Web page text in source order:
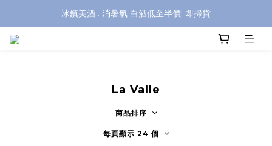
冰鎮美酒 . 消暑氣 白酒低至半價! 即掃貨
La Valle
商品排序
每頁顯示 24 個